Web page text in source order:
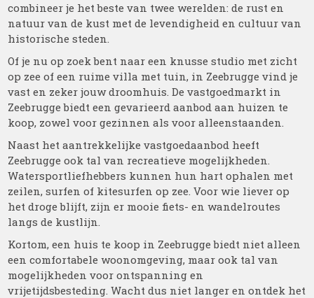
combineer je het beste van twee werelden: de rust en
natuur van de kust met de levendigheid en cultuur van
historische steden.
Of je nu op zoek bent naar een knusse studio met zicht
op zee of een ruime villa met tuin, in Zeebrugge vind je
vast en zeker jouw droomhuis. De vastgoedmarkt in
Zeebrugge biedt een gevarieerd aanbod aan huizen te
koop, zowel voor gezinnen als voor alleenstaanden.
Naast het aantrekkelijke vastgoedaanbod heeft
Zeebrugge ook tal van recreatieve mogelijkheden.
Watersportliefhebbers kunnen hun hart ophalen met
zeilen, surfen of kitesurfen op zee. Voor wie liever op
het droge blijft, zijn er mooie fiets- en wandelroutes
langs de kustlijn.
Kortom, een huis te koop in Zeebrugge biedt niet alleen
een comfortabele woonomgeving, maar ook tal van
mogelijkheden voor ontspanning en
vrijetijdsbesteding. Wacht dus niet langer en ontdek het